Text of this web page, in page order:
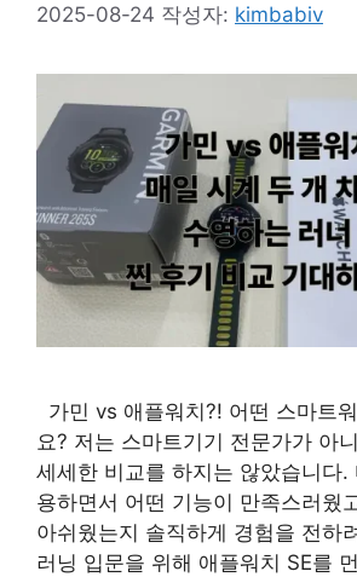
2025-08-24 작성자: kimbabiv
가민 vs 애플워치?! 어떤 스마트
요? 저는 스마트기기 전문가가 아
세세한 비교를 하지는 않았습니다.
용하면서 어떤 기능이 만족스러웠
아쉬웠는지 솔직하게 경험을 전하
러닝 입문을 위해 애플워치 SE를